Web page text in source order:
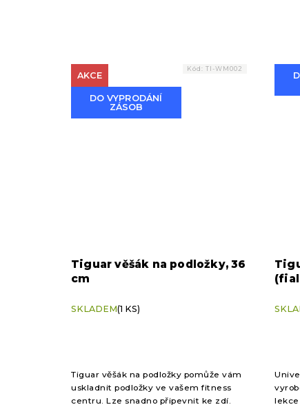
AKCE
DO VYPRODÁNÍ
ZÁSOB
Tiguar věšák na podložky, 36
cm
SKLADEM(1 KS)
Tiguar věšák na podložky pomůže vám
uskladnit podložky ve vašem fitness
centru. Lze snadno připevnit ke zdí.
Kód: TI-WM002